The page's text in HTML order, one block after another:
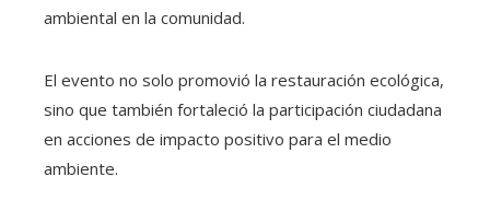
ambiental en la comunidad.
El evento no solo promovió la restauración ecológica,
sino que también fortaleció la participación ciudadana
en acciones de impacto positivo para el medio
ambiente.